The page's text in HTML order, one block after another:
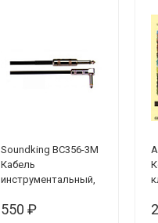
Soundking BC356-3M
Кабель
инструментальный,
коннектор, 3 м
550 ₽